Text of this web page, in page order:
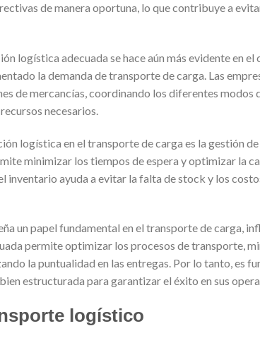
de manera oportuna, lo que contribuye a
logística adecuada se hace aún más evidente en
la demanda de transporte de carga. Las
de mercancías, coordinando los diferentes
necesarios.
logística en el transporte de carga es la gestión
minimizar los tiempos de espera y optimizar la
inventario ayuda a evitar la falta de stock y los
un papel fundamental en el transporte de carga,
permite optimizar los procesos de transporte,
la puntualidad en las entregas. Por lo tanto, es
estructurada para garantizar el éxito en sus
logístico